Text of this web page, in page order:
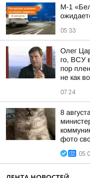
М-1
05:33
Олег
го, ВСУ
пор
не как
07:24
8
фото